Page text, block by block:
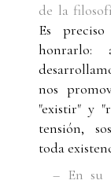
de la
Es
honrarlo:
nos
"existir" y
tensión,
toda
– En su